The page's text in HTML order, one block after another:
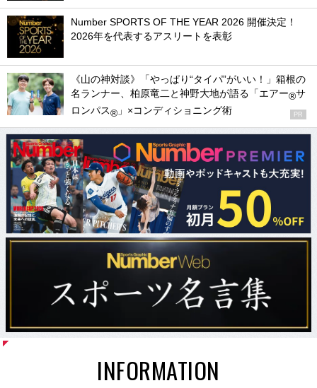
Number SPORTS OF THE YEAR 2026 開催決定！
2026年を代表するアスリートを表彰
《山の神対談》「やっぱり“タイパ”がいい！」箱根の
名ランナー、柏原竜二と神野大地が語る「エアー®サ
ロンパス® 」×コンディショニング術 PR
INFORMATION